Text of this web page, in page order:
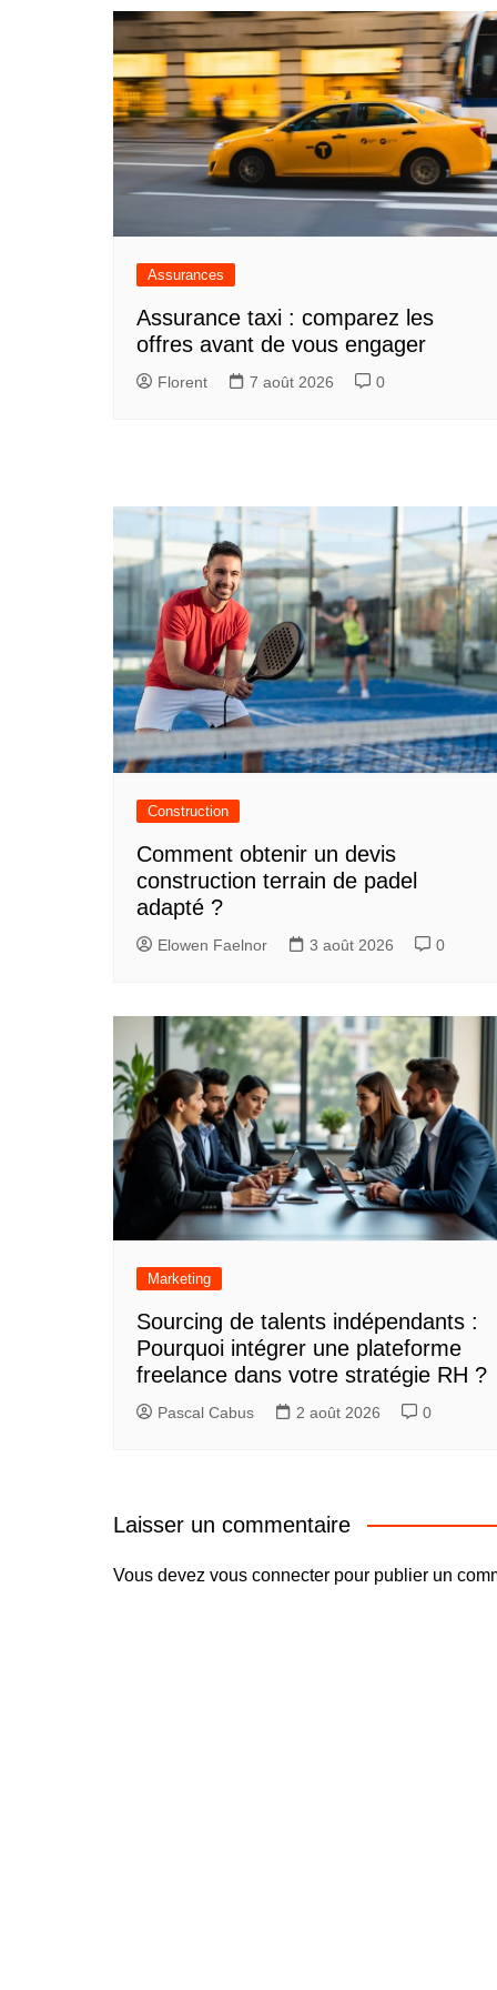
l’article
Assurances
Assurance taxi : comparez les
offres avant de vous engager
Florent 7 août 2026 0
Construction
Comment obtenir un devis
construction terrain de padel
adapté ?
Elowen Faelnor 3 août 2026 0
Marketing
Sourcing de talents indépendants :
Pourquoi intégrer une plateforme
freelance dans votre stratégie RH ?
Pascal Cabus 2 août 2026 0
Laisser un commentaire
Vous devez vous connecter pour publier un